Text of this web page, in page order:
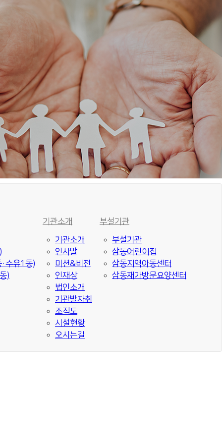
수유1동)
)
기관소개
기관소개
인사말
미션&비전
인재상
법인소개
기관발자취
조직도
시설현황
오시는길
부설기관
부설기관
삼동어린이집
삼동지역아동센터
삼동재가방문요양센터